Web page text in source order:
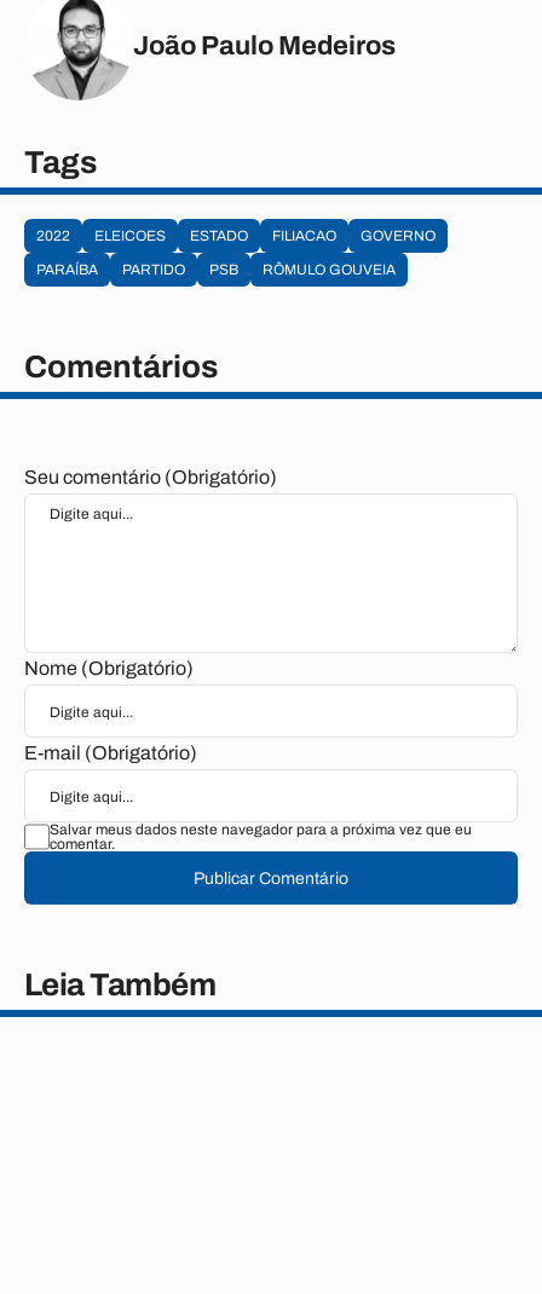
João Paulo Medeiros
Tags
2022 ELEICOES ESTADO FILIACAO
GOVERNO
PARAÍBA
PARTIDO PSB RÔMULO GOUVEIA
Comentários
Seu comentário (Obrigatório)
Nome (Obrigatório)
E-mail (Obrigatório)
Salvar meus dados neste navegador para a próxima vez que eu
comentar.
Publicar Comentário
Leia Também